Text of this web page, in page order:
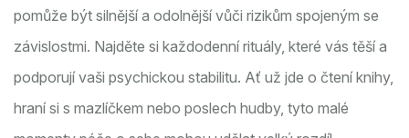
pomůže být silnější a odolnější vůči rizikům spojeným se
závislostmi. Najděte si každodenní rituály, které vás těší a
podporují vaši psychickou stabilitu. Ať už jde o čtení knihy,
hraní si s mazlíčkem nebo poslech hudby, tyto malé